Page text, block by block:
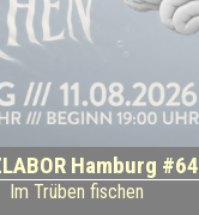
Hamburg #64
Im Trüben fischen